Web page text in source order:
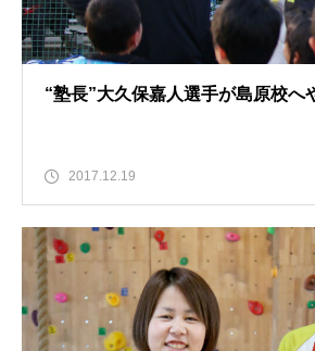
“塾長”大久保嘉人選手が島原校へ
2017.12.19